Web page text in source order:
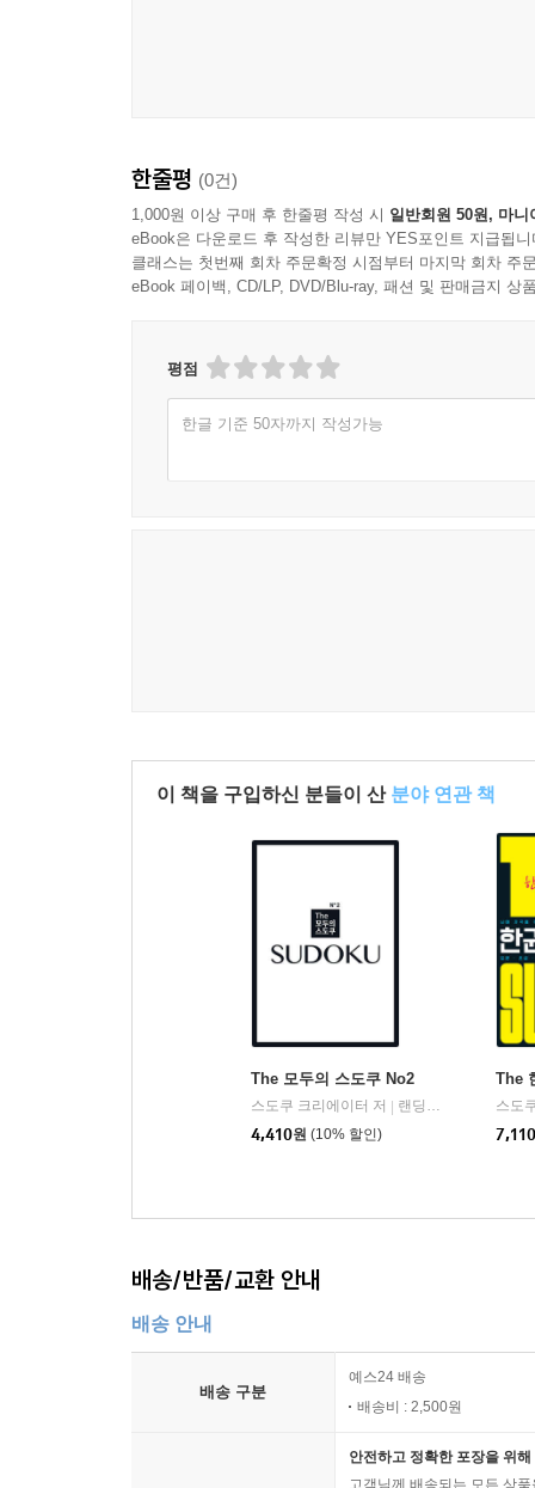
한줄평 (0건)
1,000원 이상 구매 후 한줄평 작성 시 일반회원 50원, 마니
eBook은 다운로드 후 작성한 리뷰만 YES포인트 지급됩니
클래스는 첫번째 회차 주문확정 시점부터 마지막 회차 주
eBook 페이백, CD/LP, DVD/Blu-ray, 패션 및 판매금지 상
평점
한글 기준 50자까지 작성가능
이 책을 구입하신 분들이 산 분야 연관 책
The 모두의 스도쿠 No2
스도쿠 크리에이터 저
랜딩북스
4,410원 (10% 할인)
The
스도
7,110
배송/반품/교환 안내
배송 안내
배송 구분
예스24 배송
배송비 : 2,500원
안전하고 정확한 포장을 위